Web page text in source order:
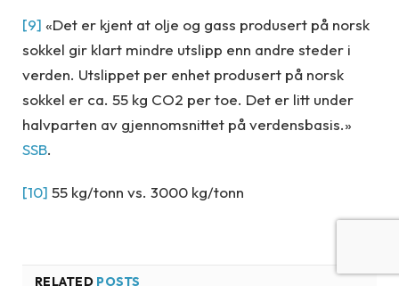
[9] «Det er kjent at olje og gass produsert på norsk
sokkel gir klart mindre utslipp enn andre steder i
verden. Utslippet per enhet produsert på norsk
sokkel er ca. 55 kg CO2 per toe. Det er litt under
halvparten av gjennomsnittet på verdensbasis.»
SSB.
[10] 55 kg/tonn vs. 3000 kg/tonn
RELATED POSTS